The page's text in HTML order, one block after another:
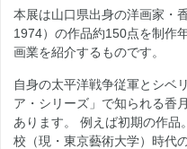
本展は山口県出身の洋画家・
1974）の作品約150点を制作
画業を紹介するものです。
自身の太平洋戦争従軍とシベ
ア・シリーズ」で知られる香
あります。 例えば初期の作
校（現・東京藝術大学）時代